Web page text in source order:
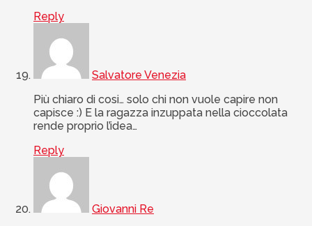
Reply
Salvatore Venezia
Più chiaro di cosi… solo chi non vuole capire non
capisce :) E la ragazza inzuppata nella cioccolata
rende proprio l’idea…
Reply
Giovanni Re